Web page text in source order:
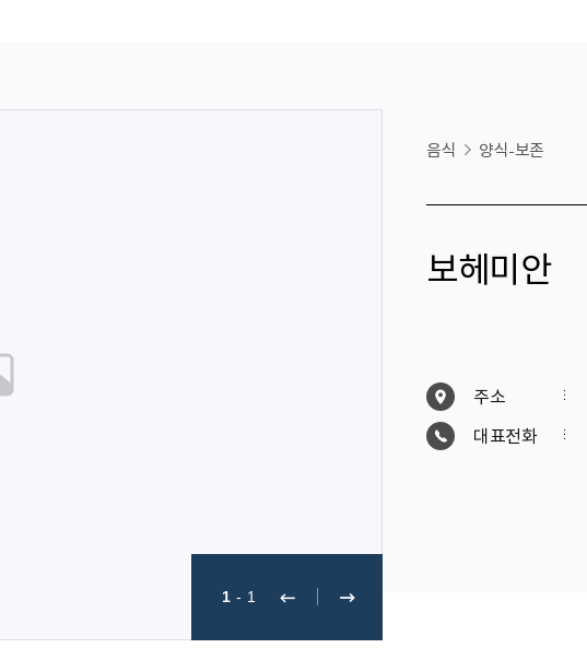
1 - 1
음식 양식-보존
보헤미안
주소
대표전화